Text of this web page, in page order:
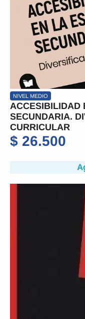
NIVEL MEDIO
ACCESIBILIDAD
SECUNDARIA.
CURRICULAR
$ 26.500